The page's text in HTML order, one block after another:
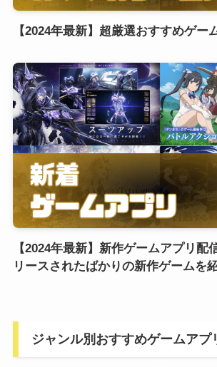
【2024年最新】超厳選おすすめゲー
【2024年最新】新作ゲームアプリ配
リースされたばかりの新作ゲームを
ジャンル別おすすめゲームアプ